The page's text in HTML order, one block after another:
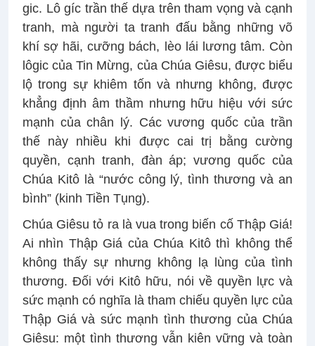
gic. Lô gíc trần thế dựa trên tham vọng và cạnh
tranh, mà người ta tranh đấu bằng những võ
khí sợ hãi, cưỡng bách, lèo lái lương tâm. Còn
lôgic của Tin Mừng, của Chúa Giêsu, được biểu
lộ trong sự khiêm tốn và nhưng không, được
khẳng định âm thầm nhưng hữu hiệu với sức
mạnh của chân lý. Các vương quốc của trần
thế này nhiều khi được cai trị bằng cường
quyền, cạnh tranh, đàn áp; vương quốc của
Chúa Kitô là “nước công lý, tình thương và an
bình” (kinh Tiền Tụng).
Chúa Giêsu tỏ ra là vua trong biến cố Thập Giá!
Ai nhìn Thập Giá của Chúa Kitô thì không thể
không thấy sự nhưng không lạ lùng của tình
thương. Đối với Kitô hữu, nói về quyền lực và
sức mạnh có nghĩa là tham chiếu quyền lực của
Thập Giá và sức mạnh tình thương của Chúa
Giêsu: một tình thương vẫn kiên vững và toàn